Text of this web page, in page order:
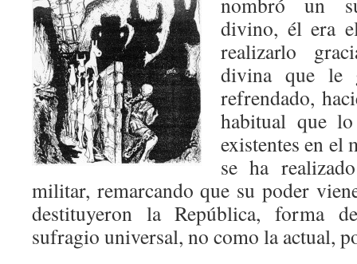
divino, él era
realizarlo
divina que le
refrendado,
habitual que
existentes en el
se ha
militar, remarcando que su poder
destituyeron la República, forma
sufragio universal, no como la actual,